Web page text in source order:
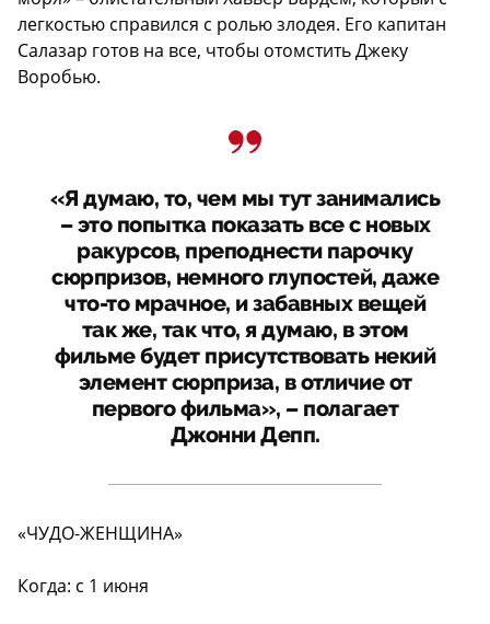
легкостью справился с ролью злодея. Его капитан
Салазар готов на все, чтобы отомстить Джеку
Воробью.
«Я думаю, то, чем мы тут занимались
– это попытка показать все с новых
ракурсов, преподнести парочку
сюрпризов, немного глупостей, даже
что-то мрачное, и забавных вещей
так же, так что, я думаю, в этом
фильме будет присутствовать некий
элемент сюрприза, в отличие от
первого фильма», – полагает
Джонни Депп.
«ЧУДО-ЖЕНЩИНА»
Когда: с 1 июня